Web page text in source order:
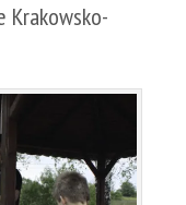
Krakowsko-